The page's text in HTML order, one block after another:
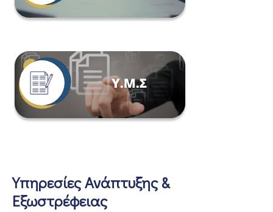
Υπηρεσίες Ανάπτυξης &
Εξωστρέφειας